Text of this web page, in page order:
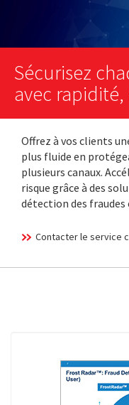
Sécurisez
avec
Offrez à vos clients
plus fluide en
plusieurs canaux.
risque grâce à des
détection des
Contacter le service